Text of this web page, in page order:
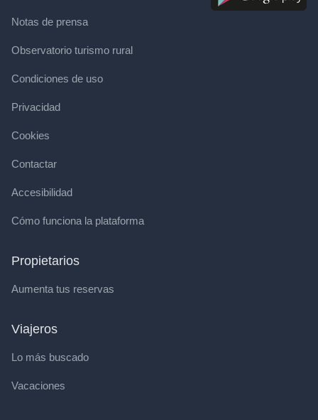
Notas de prensa
Observatorio turismo rural
Condiciones de uso
Privacidad
Cookies
Contactar
Accesibilidad
Cómo funciona la plataforma
Propietarios
Aumenta tus reservas
Viajeros
Lo más buscado
Vacaciones